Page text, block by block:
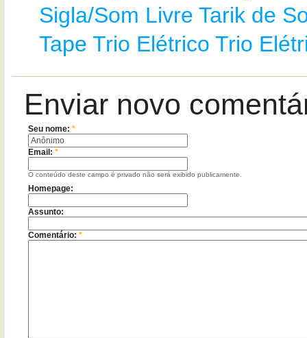
Sigla/Som Livre Tarik de
Tape Trio Elétrico Trio
Enviar novo
Seu nome:*
Email:*
O conteúdo deste campo é privado não será exibido publicamente.
Homepage:
Assunto:
Comentário:*